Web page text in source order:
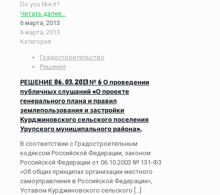
Do you like it?
Читать далее...
6 марта, 2013
6 марта, 2013
Категория
Градостроительство
Решения
РЕШЕНИЕ 06. 03. 2013 № 6 О проведении
публичных слушаний «О проекте
генерального плана и правил
землепользования и застройки
Курджиновского сельского поселения
Урупского муниципального района».
В соответствии с Градостроительным
кодексом Российской Федерации, законом
Российской Федерации от 06.10.2003 № 131-ФЗ
«Об общих принципах организации местного
самоуправления в Российской Федерации»,
Уставом Курджиновского сельского […]